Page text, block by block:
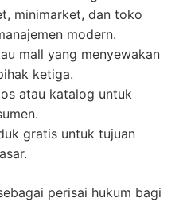
minimarket, dan toko
modern.
mall yang menyewakan
ketiga.
atau katalog untuk
gratis untuk tujuan
perisai hukum bagi